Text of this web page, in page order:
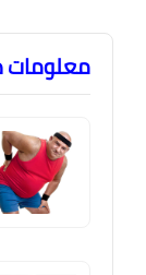
معلومات